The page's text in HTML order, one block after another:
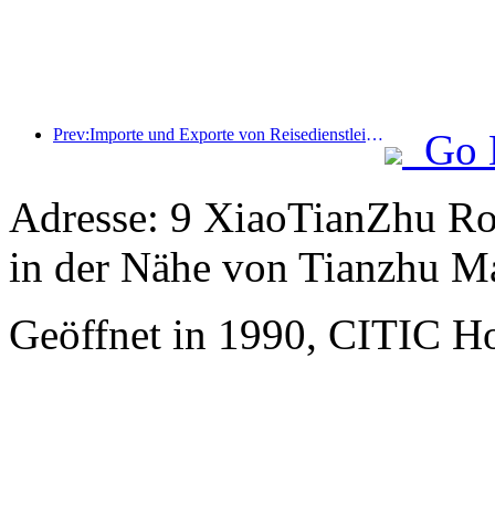
Prev:Importe und Exporte von Reisedienstleistungen erreichten im ersten Halbjahr 1.080,29 Milliarden Yuan
Go
Adresse: 9 XiaoTianZhu
in der Nähe von Tianzhu
Geöffnet in 1990, CITIC